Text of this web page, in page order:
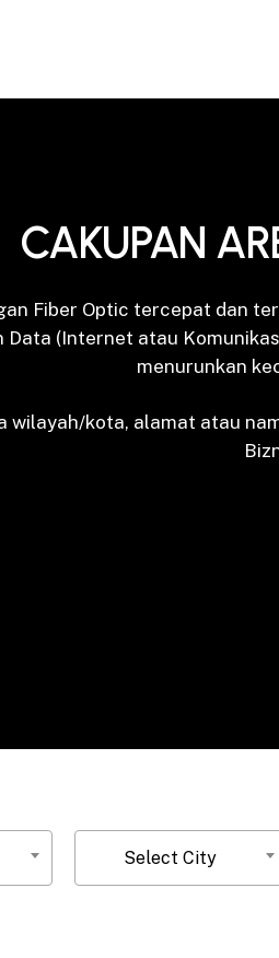
CAKUPAN
Fiber Optic tercepat dan
(Internet atau
menurunkan
wilayah/kota, alamat atau
Select City